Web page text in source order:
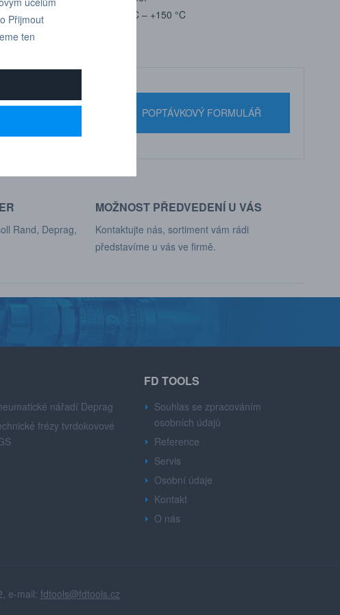
30 °C – +150 °C; FVMQ -40 °C – +150 °C
POPTÁVKOVÝ FORMULÁŘ
Rand, Deprag,
MOŽNOST PŘEDVEDENÍ U VÁS
Kontaktujte nás, sortiment vám rádi
představíme u vás ve firmě.
nářadí Deprag
frézy tvrdokovové
FD TOOLS
Souhlas se zpracováním
osobních údajů
Reference
Servis
Osobní údaje
Kontakt
O nás
e-mail: fdtools@fdtools.cz
Přijmout
ten